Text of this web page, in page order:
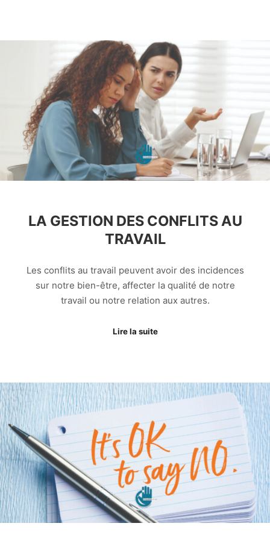
LA GESTION DES CONFLITS AU
TRAVAIL
Les conflits au travail peuvent avoir des incidences
sur notre bien-être, affecter la qualité de notre
travail ou notre relation aux autres.
Lire la suite